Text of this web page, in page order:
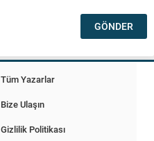
Tüm Yazarlar
Bize Ulaşın
Gizlilik Politikası